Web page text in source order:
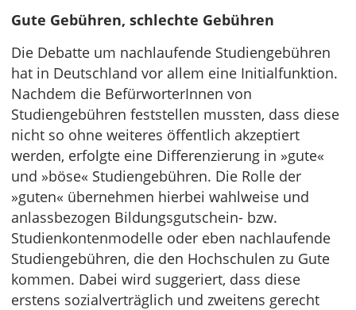
Gute Gebühren, schlechte Gebühren
Die Debatte um nachlaufende Studiengebühren
hat in Deutschland vor allem eine Initialfunktion.
Nachdem die BefürworterInnen von
Studiengebühren feststellen mussten, dass diese
nicht so ohne weiteres öffentlich akzeptiert
werden, erfolgte eine Differenzierung in »gute«
und »böse« Studiengebühren. Die Rolle der
»guten« übernehmen hierbei wahlweise und
anlassbezogen Bildungsgutschein- bzw.
Studienkontenmodelle oder eben nachlaufende
Studiengebühren, die den Hochschulen zu Gute
kommen. Dabei wird suggeriert, dass diese
erstens sozialverträglich und zweitens gerecht